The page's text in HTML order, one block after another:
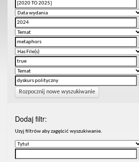
Rozpocznij nowe wyszukiwanie
Dodaj filtr:
Uzyj filtrów aby zagęścić wyszukiwanie.